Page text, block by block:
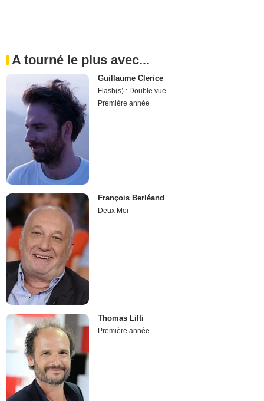
A tourné le plus avec...
Guillaume Clerice
Flash(s) : Double vue
Première année
François Berléand
Deux Moi
Thomas Lilti
Première année